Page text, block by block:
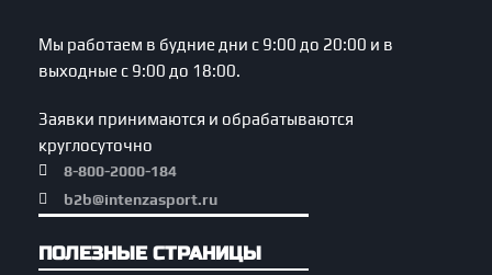
Мы работаем в будние дни с 9:00 до 20:00 и в
выходные с 9:00 до 18:00.
Заявки принимаются и обрабатываются
круглосуточно
8-800-2000-184
b2b@intenzasport.ru
ПОЛЕЗНЫЕ СТРАНИЦЫ